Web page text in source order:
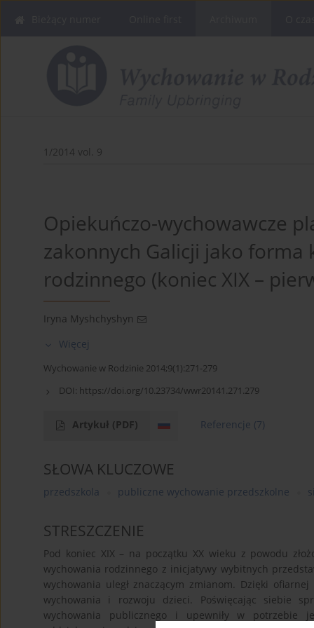
1/2014 vol. 9
Opiekuńczo-wychowawcze
zakonnych Galicji jako forma
rodzinnego (koniec XIX –
Iryna Myshchyshyn
Więcej
Wychowanie w Rodzinie 2014;9(1):271-279
DOI: https://doi.org/10.23734/wwr20141.271.279
Artykuł (PDF) Referencje (7)
SŁOWA KLUCZOWE
przedszkola publiczne wychowanie przedszkolne
STRESZCZENIE
Pod koniec XIX – na początku XX wieku z powodu
wychowania rodzinnego z inicjatywy wybitnych
wychowania uległ znaczącym zmianom. Dzięki
wychowania i rozwoju dzieci. Poświęcając siebie
wychowania publicznego i upewniły w potrzebie